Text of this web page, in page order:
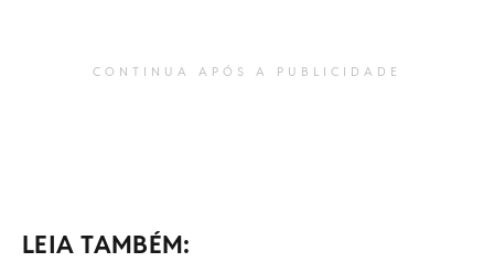
CONTINUA APÓS A PUBLICIDADE
LEIA TAMBÉM: